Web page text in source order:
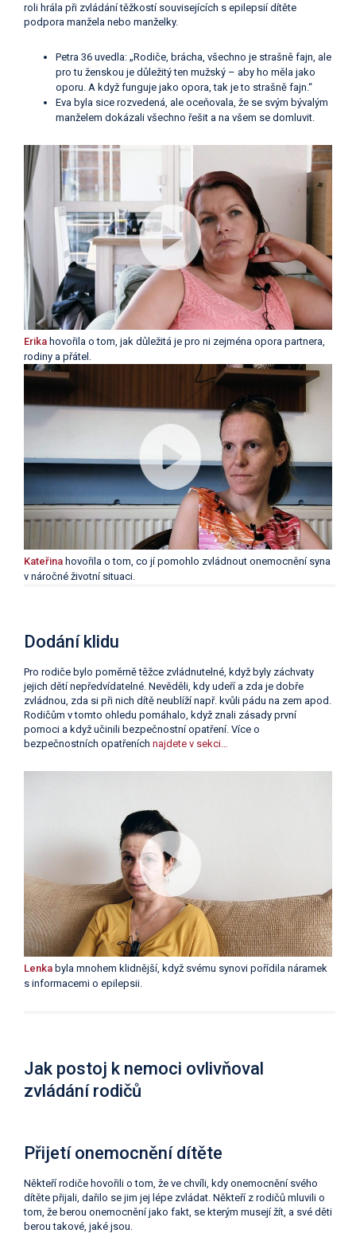
roli hrála při zvládání těžkostí souvisejících s epilepsií dítěte
podpora manžela nebo manželky.
Petra 36 uvedla: „Rodiče, brácha, všechno je strašně fajn, ale
pro tu ženskou je důležitý ten mužský – aby ho měla jako
oporu. A když funguje jako opora, tak je to strašně fajn.“
Eva byla sice rozvedená, ale oceňovala, že se svým bývalým
manželem dokázali všechno řešit a na všem se domluvit.
Erika hovořila o tom, jak důležitá je pro ni zejména opora partnera,
rodiny a přátel.
Kateřina hovořila o tom, co jí pomohlo zvládnout onemocnění syna
v náročné životní situaci.
Dodání klidu
Pro rodiče bylo poměrně těžce zvládnutelné, když byly záchvaty
jejich dětí nepředvídatelné. Nevěděli, kdy udeří a zda je dobře
zvládnou, zda si při nich dítě neublíží např. kvůli pádu na zem apod.
Rodičům v tomto ohledu pomáhalo, když znali zásady první
pomoci a když učinili bezpečnostní opatření. Více o
bezpečnostních opatřeních najdete v sekci…
Lenka byla mnohem klidnější, když svému synovi pořídila náramek
s informacemi o epilepsii.
Jak postoj k nemoci ovlivňoval
zvládání rodičů
Přijetí onemocnění dítěte
Někteří rodiče hovořili o tom, že ve chvíli, kdy onemocnění svého
dítěte přijali, dařilo se jim jej lépe zvládat. Někteří z rodičů mluvili o
tom, že berou onemocnění jako fakt, se kterým musejí žít, a své děti
berou takové, jaké jsou.